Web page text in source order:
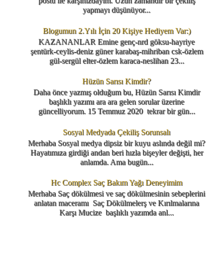
yapmayı düşünüyor...
Blogumun 2.Yılı İçin 20 Kişiye Hediyem Var:)
KAZANANLAR Emine genç-nrd göksu-hayriye
şentürk-ceylis-deniz güner karabaş-mihriban csk-özlem
gül-sergül elter-özlem karaca-neslihan 23...
Hüzün Sarısı Kimdir?
Daha önce yazmış olduğum bu, Hüzün Sarısı Kimdir
başlıklı yazımı ara ara gelen sorular üzerine
güncelliyorum. 15 Temmuz 2020 tekrar bir gün...
Sosyal Medyada Çekiliş Sorunsalı
Merhaba Sosyal medya dipsiz bir kuyu aslında değil mi?
Hayatımıza girdiği andan beri hızla bişeyler değişti, her
anlamda. Ama bugün...
Hc Complex Saç Bakım Yağı Deneyimim
Merhaba Saç dökülmesi ve saç dökülmesinin sebeplerini
anlatan maceramı Saç Dökülmelerş ve Kırılmalarına
Karşı Mucize başlıklı yazımda anl...